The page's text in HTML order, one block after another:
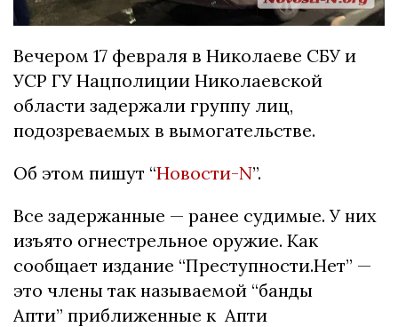
Вечером 17 февраля в Николаеве СБУ и
УСР ГУ Нацполиции Николаевской
области задержали группу лиц,
подозреваемых в вымогательстве.
Об этом пишут “Новости-N”.
Все задержанные — ранее судимые. У них
изъято огнестрельное оружие. Как
сообщает издание “Преступности.Нет” —
это члены так называемой “банды
Апти” приближенные к Апти